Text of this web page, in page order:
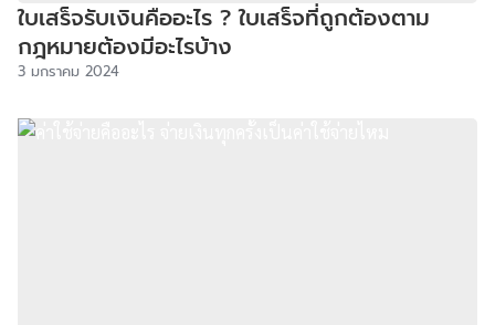
ใบเสร็จรับเงินคืออะไร ? ใบเสร็จที่ถูกต้องตาม
กฎหมายต้องมีอะไรบ้าง
3 มกราคม 2024